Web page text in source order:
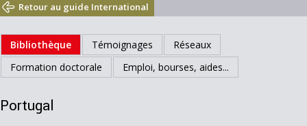
Retour au guide International
Bibliothèque Témoignages
Réseaux
Formation doctorale
Emploi, bourses, aides...
Portugal